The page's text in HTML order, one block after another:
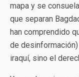
mapa y se
que separan
han comprendido
de
iraquí, sino el